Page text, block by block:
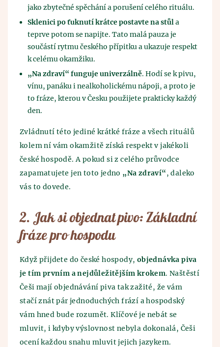
jako zbytečné spěchání a porušení celého rituálu.
Sklenici po ťuknutí krátce postavte na stůla
teprve potom se napijte. Tato malá pauza je
součástí rytmu českého přípitku a ukazuje respekt
k celému okamžiku.
„Na zdraví“ funguje univerzálně. Hodí se k pivu,
vínu, panáku i nealkoholickému nápoji, a proto je
to fráze, kterou v Česku použijete prakticky každý
den.
Zvládnutí této jediné krátké fráze a všech rituálů
kolem ní vám okamžitě získá respekt v jakékoli
české hospodě. A pokud si z celého průvodce
zapamatujete jen toto jedno „Na zdraví“, daleko
vás to dovede.
2. Jak si objednat pivo: Základní
fráze pro hospodu
Když přijdete do české hospody, objednávka piva
je tím prvním a nejdůležitějším krokem. Naštěstí
Češi mají objednávání piva tak zažité, že vám
stačí znát pár jednoduchých frází a hospodský
vám hned bude rozumět. Klíčové je nebát se
mluvit, i kdyby výslovnost nebyla dokonalá, Češi
ocení každou snahu mluvit jejich jazykem.